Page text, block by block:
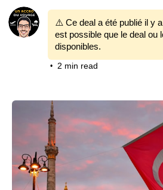
⚠️ Ce deal a été publié il y
est possible que le deal ou
disponibles.
• 2 min read